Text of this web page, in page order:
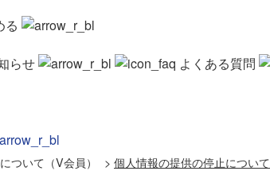
る
らせ
よくある質問
ついて（V会員） > 個人情報の提供の停止について